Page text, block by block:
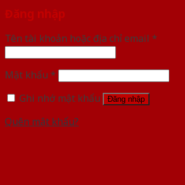
Đăng nhập
Tên tài khoản hoặc địa chỉ email *
Mật khẩu *
Ghi nhớ mật khẩu
Đăng nhập
Quên mật khẩu?